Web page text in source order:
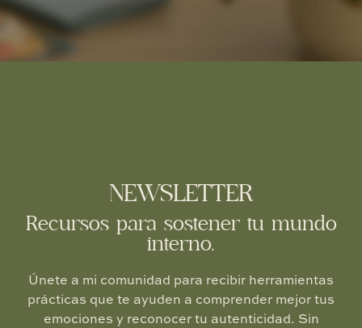
NEWSLETTER
Recursos para sostener tu mundo
interno.
Únete a mi comunidad para recibir herramientas
prácticas que te ayuden a comprender mejor tus
emociones y reconocer tu autenticidad. Sin